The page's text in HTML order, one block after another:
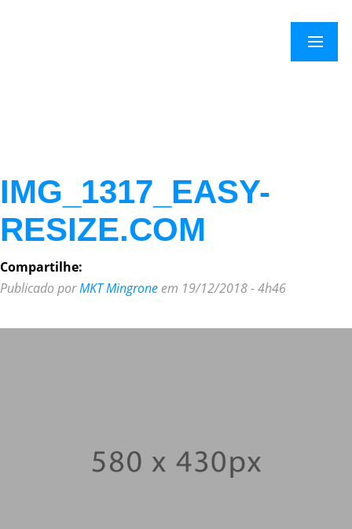
×
Menu
IMG_1317_EASY-
RESIZE.COM
Compartilhe:
Publicado porMKT Mingrone em 19/12/2018 - 4h46